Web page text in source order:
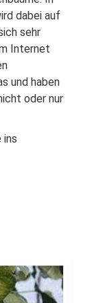
dabei auf
sehr
Internet
und haben
oder nur
ins